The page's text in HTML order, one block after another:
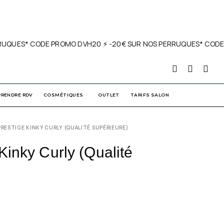
PROMO DVH20 ⚡️ -20€ SUR NOS PERRUQUES* CODE
RDV COSMÉTIQUES OUTLET TARIFS SALON
KINKY CURLY (QUALITÉ SUPÉRIEURE)
Curly (Qualité